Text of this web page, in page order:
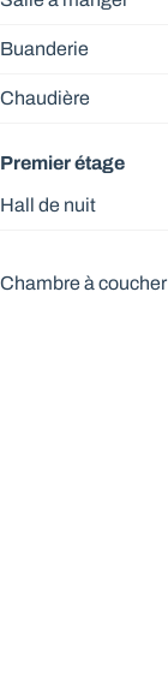
Buanderie
Chaudière
Premier étage
Hall de nuit
Chambre à coucher